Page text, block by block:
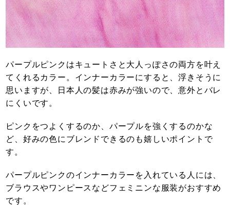
パープルピンクはキュートさと大人っぽさの両方を叶え
てくれるカラー。インナーカラーにすると、浮きそうに
思いますが、日本人の髪は赤みが強いので、意外とバレ
にくいです。
ピンクをつよくするのか、パープルを強くするのかな
ど、好みの色にブレンドできるのも嬉しいポイントで
す。
パープルピンクのインナーカラーを入れている人には、
ブラウスやワンピースなどフェミニンな服装がおすすめ
です。